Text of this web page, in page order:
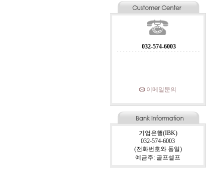
032-574-6003
이메일문의
기업은행(IBK)
032-574-6003
(전화번호와 동일)
예금주: 골프셀프